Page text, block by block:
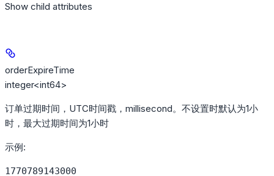
Show child attributes
orderExpireTime
integer<int64>
订单过期时间，UTC时间戳，millisecond。不设置时默认为1小
时，最大过期时间为1小时
示例:
1770789143000